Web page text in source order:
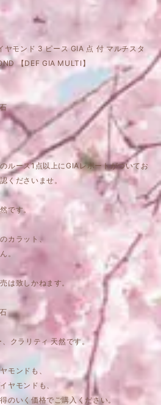
モンド 3 ピース GIA 点 付 マルチスタ
【DEF GIA MULTI】
ルース1点以上にGIAレポートがついてお
くださいませ。
です。
カラット、
。
は致しかねます。
クラリティ 天然です。
モンドも、
ヤモンドも、
のいく価格でご購入ください。